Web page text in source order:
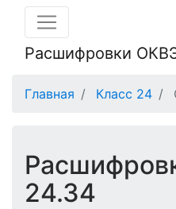
Расшифровки
Главная Класс 24
24.34